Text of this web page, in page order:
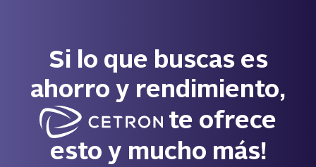
Si lo que buscas es
ahorro y rendimiento,
te ofrece
esto y mucho más!